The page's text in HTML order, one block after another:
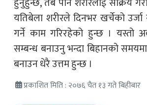
यतिबेला शरीरले दिनभर खर्चेको उर्जा
गर्ने काम गरिरहेको हुन्छ । यस्तो
सम्बन्ध बनाउनु भन्दा बिहानको
बनाउन धेरै उत्तम हुन्छ ।
प्रकाशित मिति : २०७६ चैत १३ गते बिहीबार